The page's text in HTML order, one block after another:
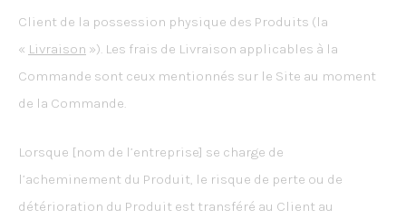
Client de la possession physique des Produits (la
« Livraison »). Les frais de Livraison applicables à la
Commande sont ceux mentionnés sur le Site au moment
de la Commande.
Lorsque [nom de l’entreprise] se charge de
l’acheminement du Produit, le risque de perte ou de
détérioration du Produit est transféré au Client au